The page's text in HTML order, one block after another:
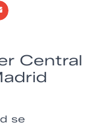
Central
se